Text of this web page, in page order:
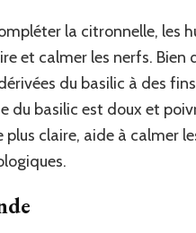
la citronnelle, les
et calmer les nerfs. Bien
du basilic à des
du basilic est doux et
plus claire, aide à calmer